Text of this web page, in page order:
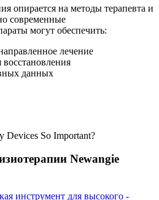
опирается на методы терапевта и
современные
могут обеспечить:
лечение
данных
Newangie